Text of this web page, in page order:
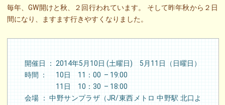
毎年、GW開けと秋、２回行われています。 そして昨年秋から２日
間になり、ますます行きやすくなりました。
開催日 ： 2014年5月10日 (土曜日) 5月11日（日曜日）
時間 ： 10日 11：00 – 19:00
11日 10：30 – 18:00
会場 ： 中野サンプラザ（JR/東西メトロ 中野駅 北口よ